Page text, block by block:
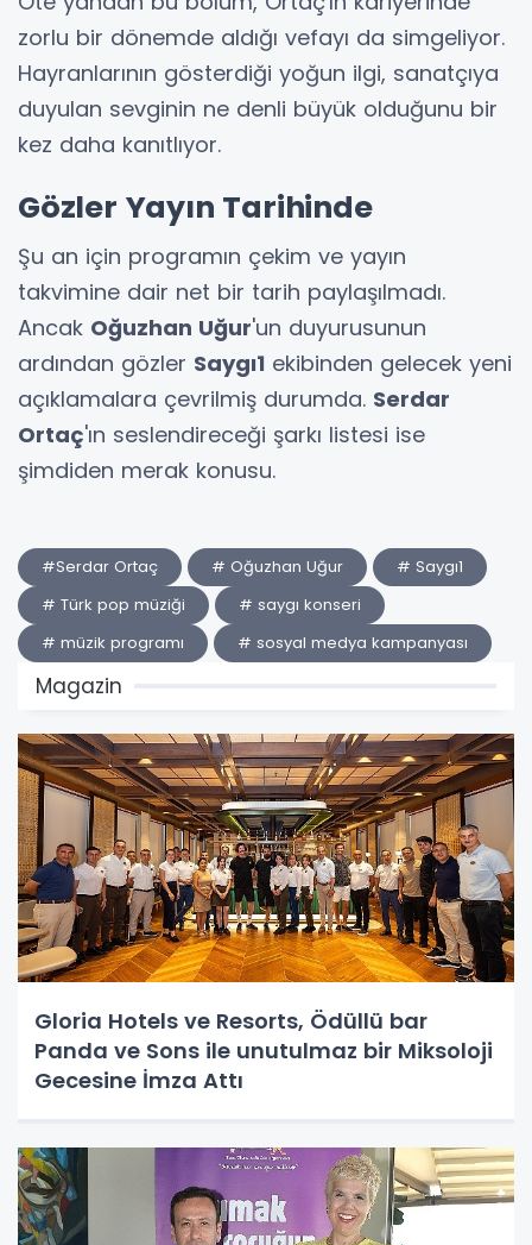
zorlu bir dönemde aldığı vefayı da simgeliyor.
Hayranlarının gösterdiği yoğun ilgi, sanatçıya
duyulan sevginin ne denli büyük olduğunu bir
kez daha kanıtlıyor.
Gözler Yayın Tarihinde
Şu an için programın çekim ve yayın
takvimine dair net bir tarih paylaşılmadı.
Ancak Oğuzhan Uğur'un duyurusunun
ardından gözler Saygı1 ekibinden gelecek yeni
açıklamalara çevrilmiş durumda. Serdar
Ortaç'ın seslendireceği şarkı listesi ise
şimdiden merak konusu.
#Serdar Ortaç # Oğuzhan Uğur
# Saygı1
# Türk pop müziği
# saygı konseri
# müzik programı
# sosyal medya kampanyası
Magazin
Gloria Hotels ve Resorts, Ödüllü bar
Panda ve Sons ile unutulmaz bir Miksoloji
Gecesine İmza Attı